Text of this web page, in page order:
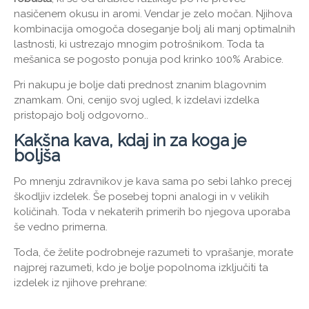
nasičenem okusu in aromi. Vendar je zelo močan. Njihova
kombinacija omogoča doseganje bolj ali manj optimalnih
lastnosti, ki ustrezajo mnogim potrošnikom. Toda ta
mešanica se pogosto ponuja pod krinko 100% Arabice.
Pri nakupu je bolje dati prednost znanim blagovnim
znamkam. Oni, cenijo svoj ugled, k izdelavi izdelka
pristopajo bolj odgovorno..
Kakšna kava, kdaj in za koga je
boljša
Po mnenju zdravnikov je kava sama po sebi lahko precej
škodljiv izdelek. Še posebej topni analogi in v velikih
količinah. Toda v nekaterih primerih bo njegova uporaba
še vedno primerna.
Toda, če želite podrobneje razumeti to vprašanje, morate
najprej razumeti, kdo je bolje popolnoma izključiti ta
izdelek iz njihove prehrane: